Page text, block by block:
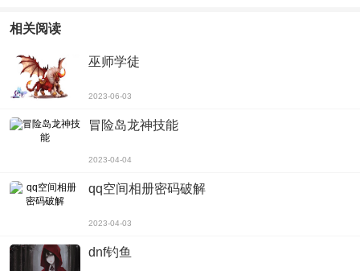
相关阅读
巫师学徒
2023-06-03
冒险岛龙神技能
2023-04-04
qq空间相册密码破解
2023-04-03
dnf钓鱼